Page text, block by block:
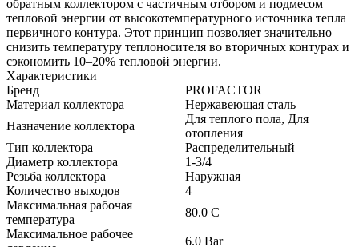
обратным коллектором с частичным отбором и подмесом
тепловой энергии от высокотемпературного источника тепла
первичного контура. Этот принцип позволяет значительно
снизить температуру теплоносителя во вторичных контурах и
сэкономить 10–20% тепловой энергии.
Характеристики
Бренд
PROFACTOR
Материал коллектора
Нержавеющая сталь
Назначение коллектора
Для теплого пола, Для
отопления
Тип коллектора
Распределительный
Диаметр коллектора
1-3/4
Резьба коллектора
Наружная
Количество выходов
4
Максимальная рабочая
температура
80.0 C
Максимальное рабочее
6.0 Bar